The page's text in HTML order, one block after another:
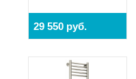
29 550 руб.